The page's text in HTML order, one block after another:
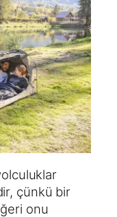
çünkü bir
onu